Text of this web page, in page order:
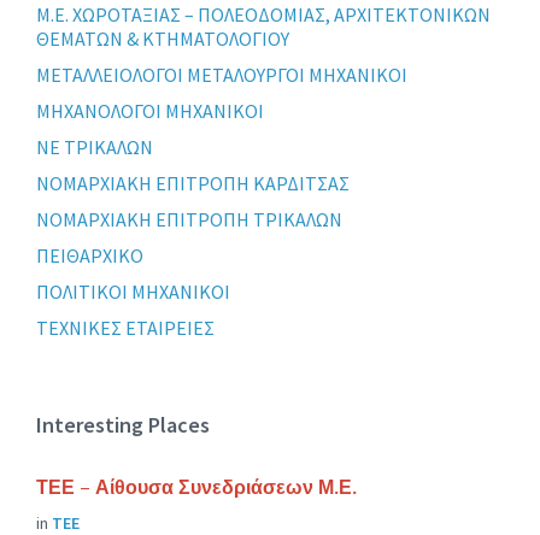
Μ.Ε. ΧΩΡΟΤΑΞΙΑΣ – ΠΟΛΕΟΔΟΜΙΑΣ, ΑΡΧΙΤΕΚΤΟΝΙΚΩΝ
ΘΕΜΑΤΩΝ & ΚΤΗΜΑΤΟΛΟΓΙΟΥ
ΜΕΤΑΛΛΕΙΟΛΟΓΟΙ ΜΕΤΑΛΟΥΡΓΟΙ ΜΗΧΑΝΙΚΟΙ
ΜΗΧΑΝΟΛΟΓΟΙ ΜΗΧΑΝΙΚΟΙ
ΝΕ ΤΡΙΚΑΛΩΝ
ΝΟΜΑΡΧΙΑΚΗ ΕΠΙΤΡΟΠΗ ΚΑΡΔΙΤΣΑΣ
ΝΟΜΑΡΧΙΑΚΗ ΕΠΙΤΡΟΠΗ ΤΡΙΚΑΛΩΝ
ΠΕΙΘΑΡΧΙΚΟ
ΠΟΛΙΤΙΚΟΙ ΜΗΧΑΝΙΚΟΙ
ΤΕΧΝΙΚΕΣ ΕΤΑΙΡΕΙΕΣ
Interesting Places
ΤΕΕ – Αίθουσα Συνεδριάσεων Μ.Ε.
in ΤΕΕ